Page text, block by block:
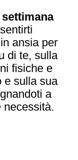
ansia per
di te, sulla
fisiche e
e sulla sua
a
necessità.